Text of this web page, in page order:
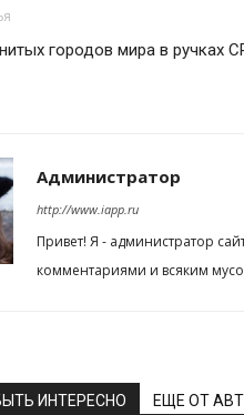
городов мира в ручках
Администратор
http://www.iapp.ru
Привет! Я - администратор
комментариями и всяким
ИНТЕРЕСНО ЕЩЕ ОТ